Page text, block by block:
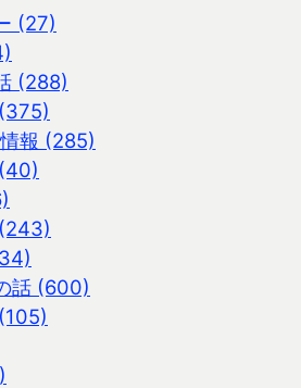
(27)
(288)
報 (285)
話 (600)